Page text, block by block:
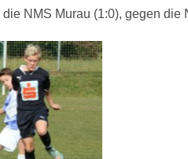
NMS Murau (1:0), gegen